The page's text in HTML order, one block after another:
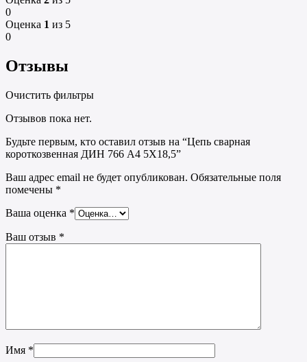
0
Оценка 1 из 5
0
Отзывы
Очистить фильтры
Отзывов пока нет.
Будьте первым, кто оставил отзыв на “Цепь сварная
короткозвенная ДИН 766 А4 5Х18,5”
Ваш адрес email не будет опубликован. Обязательные поля
помечены *
Ваша оценка *
Ваш отзыв *
Имя *